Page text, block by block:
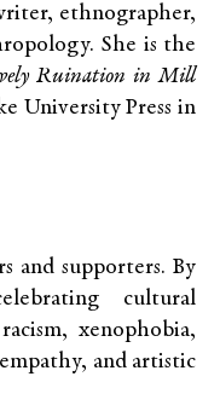
ethnographer,
She is the
Ruination in Mill
University Press in
and supporters. By
cultural
xenophobia,
and artistic